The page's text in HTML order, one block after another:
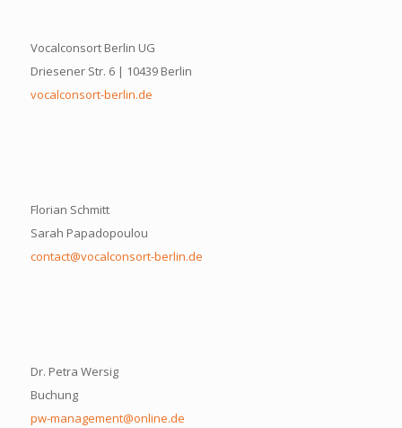
Vocalconsort Berlin UG
Driesener Str. 6 | 10439 Berlin
vocalconsort-berlin.de
Florian Schmitt
Sarah Papadopoulou
contact@vocalconsort-berlin.de
Dr. Petra Wersig
Buchung
pw-management@online.de